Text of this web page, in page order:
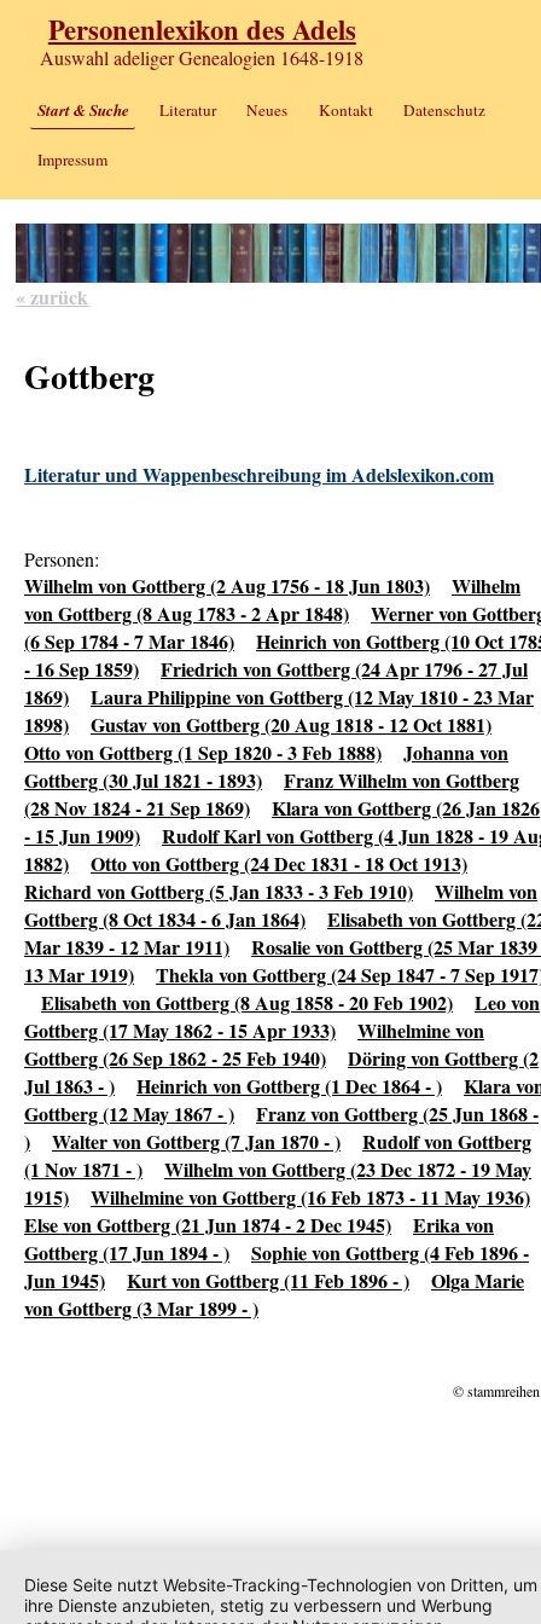
Personenlexikon des Adels
Auswahl adeliger Genealogien 1648-1918
Start & Suche Literatur Neues Kontakt Datenschutz
Impressum
« zurück
Gottberg
Literatur und Wappenbeschreibung im Adelslexikon.com
Personen:
Wilhelm von Gottberg (2 Aug 1756 - 18 Jun 1803)
Wilhelm
von Gottberg (8 Aug 1783 - 2 Apr 1848)
Werner von
(6 Sep 1784 - 7 Mar 1846)
Heinrich von Gottberg (10 Oct
- 16 Sep 1859)
Friedrich von Gottberg (24 Apr 1796 - 27 Jul
1869)
Laura Philippine von Gottberg (12 May 1810 - 23 Mar
1898)
Gustav von Gottberg (20 Aug 1818 - 12 Oct 1881)
Otto von Gottberg (1 Sep 1820 - 3 Feb 1888)
Johanna von
Gottberg (30 Jul 1821 - 1893)
Franz Wilhelm von Gottberg
(28 Nov 1824 - 21 Sep 1869)
Klara von Gottberg (26 Jan 1826
- 15 Jun 1909)
Rudolf Karl von Gottberg (4 Jun 1828 - 19
1882)
Otto von Gottberg (24 Dec 1831 - 18 Oct 1913)
Richard von Gottberg (5 Jan 1833 - 3 Feb 1910)
Wilhelm von
Gottberg (8 Oct 1834 - 6 Jan 1864)
Elisabeth von Gottberg
Mar 1839 - 12 Mar 1911)
Rosalie von Gottberg (25 Mar
13 Mar 1919)
Thekla von Gottberg (24 Sep 1847 - 7 Sep
Elisabeth von Gottberg (8 Aug 1858 - 20 Feb 1902)
Leo von
Gottberg (17 May 1862 - 15 Apr 1933)
Wilhelmine von
Gottberg (26 Sep 1862 - 25 Feb 1940)
Döring von Gottberg (2
Jul 1863 - )
Heinrich von Gottberg (1 Dec 1864 - )
Klara
Gottberg (12 May 1867 - )
Franz von Gottberg (25 Jun 1868 -
)
Walter von Gottberg (7 Jan 1870 - )
Rudolf von Gottberg
(1 Nov 1871 - )
Wilhelm von Gottberg (23 Dec 1872 - 19 May
1915)
Wilhelmine von Gottberg (16 Feb 1873 - 11 May 1936)
Else von Gottberg (21 Jun 1874 - 2 Dec 1945)
Erika von
Gottberg (17 Jun 1894 - )
Sophie von Gottberg (4 Feb 1896 -
Jun 1945)
Kurt von Gottberg (11 Feb 1896 - )
Olga Marie
von Gottberg (3 Mar 1899 - )
©
Diese Seite nutzt Website-Tracking-Technologien von Dritten, um
ihre Dienste anzubieten, stetig zu verbessern und Werbung